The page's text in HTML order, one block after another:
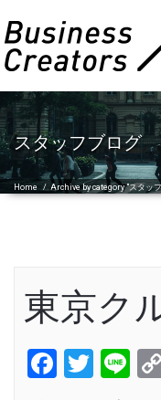
スタッフブログ
Home /Archive by category "スタッ
東京ク